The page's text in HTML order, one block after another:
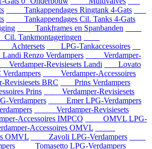
Tankappendages Ringtank 4-Gats
Tankappendages Cil. Tanks 4-Gats
Tankframes en Spanbanden
Tankmontageringen
Achtersets
LPG-Tankaccessoires
Renzo Verdampers
Verdamper-
Revisiesets Landi
Lovato
Verdamper-Accessoires
BRC
Prins Verdampers
Prins
Verdamper-Revisiesets
Verdampers
Emer LPG-Verdampers
Verdamper-Revisiesets
Accessoires IMPCO
OMVL LPG-
Accessoires OMVL
OMVL
Zavoli LPG-Verdampers
Tomasetto LPG-Verdampers